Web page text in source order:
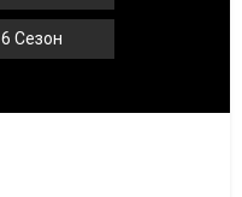
6 Сезон